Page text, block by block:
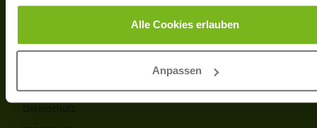
Alle Cookies erlauben
Anpassen
Produkt- und Preisliste
Disclaimer